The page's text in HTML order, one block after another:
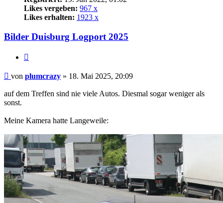
Likes vergeben: 967 x
Likes erhalten: 1923 x
Bilder Duisburg Logport 2025
Beitrag
von plumcrazy » 18. Mai 2025, 20:09
auf dem Treffen sind nie viele Autos. Diesmal sogar weniger als
sonst.
Meine Kamera hatte Langeweile: